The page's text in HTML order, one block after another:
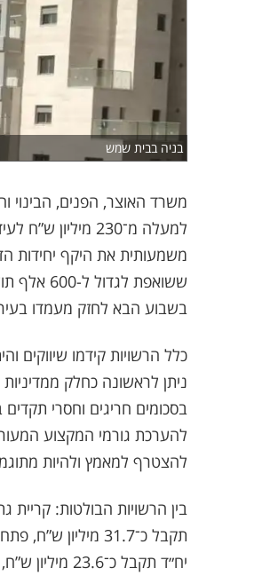
בניה בבית שמש
משרד האוצר, הפנים, הבינוי
ששואפת
בשבוע הבא לחזק מעמדו בעיר
ניתן לראשונה כחלק
בסכומים חריגים וחסרי
להערכת גורמי המקצוע
להצטרף למאמץ ולהיות